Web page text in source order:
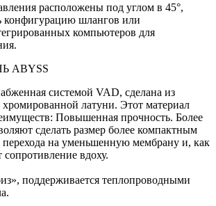
расположены под углом в 45°,
конфигурацию шлангов или
компьютеров для
ABYSS
системой VAD, сделана из
латуни. Этот материал
Повышенная прочность. Более
сделать размер более компактным
перехода на уменьшенную мембрану и, как
сопротивление вдоху.
поддерживается теплопроводными